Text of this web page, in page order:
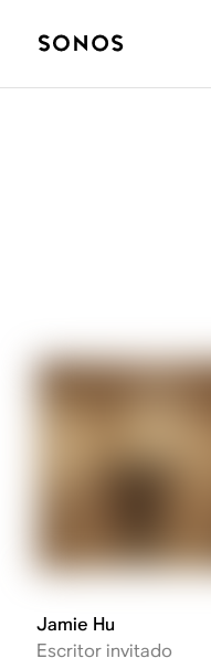
Jamie Hu
Escritor invitado